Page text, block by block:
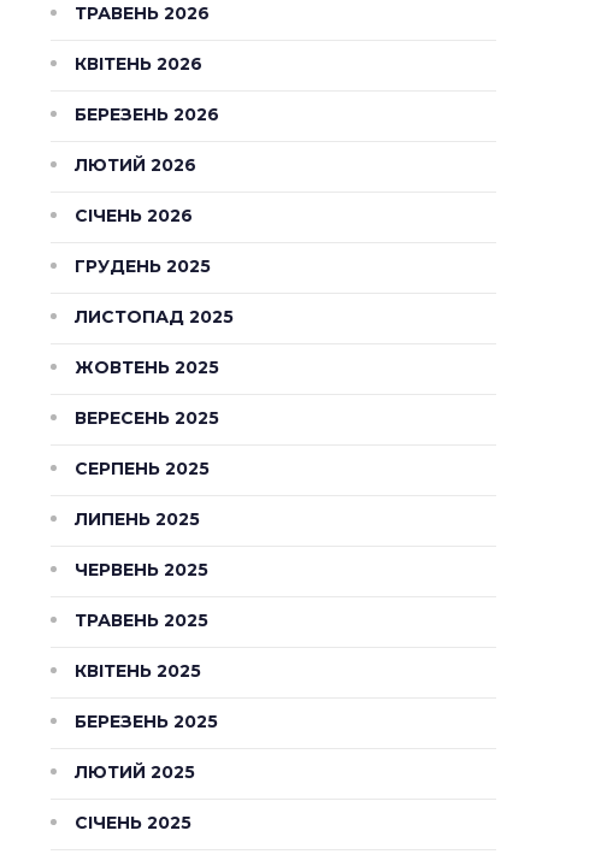
ТРАВЕНЬ 2026
КВІТЕНЬ 2026
БЕРЕЗЕНЬ 2026
ЛЮТИЙ 2026
СІЧЕНЬ 2026
ГРУДЕНЬ 2025
ЛИСТОПАД 2025
ЖОВТЕНЬ 2025
ВЕРЕСЕНЬ 2025
СЕРПЕНЬ 2025
ЛИПЕНЬ 2025
ЧЕРВЕНЬ 2025
ТРАВЕНЬ 2025
КВІТЕНЬ 2025
БЕРЕЗЕНЬ 2025
ЛЮТИЙ 2025
СІЧЕНЬ 2025